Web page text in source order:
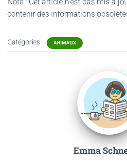
contenirdes informations
Catégories : ANIMAUX
Emma